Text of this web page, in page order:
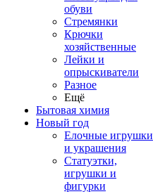
обуви
Стремянки
Крючки
хозяйственные
Лейки и
опрыскиватели
Разное
Ещё
Бытовая химия
Новый год
Елочные игрушки
и украшения
Статуэтки,
игрушки и
фигурки